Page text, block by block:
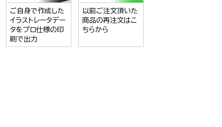
ご自身で作成した
イラストレータデー
タをプロ仕様の印
刷で出力
以前ご注文頂いた
商品の再注文はこ
ちらから